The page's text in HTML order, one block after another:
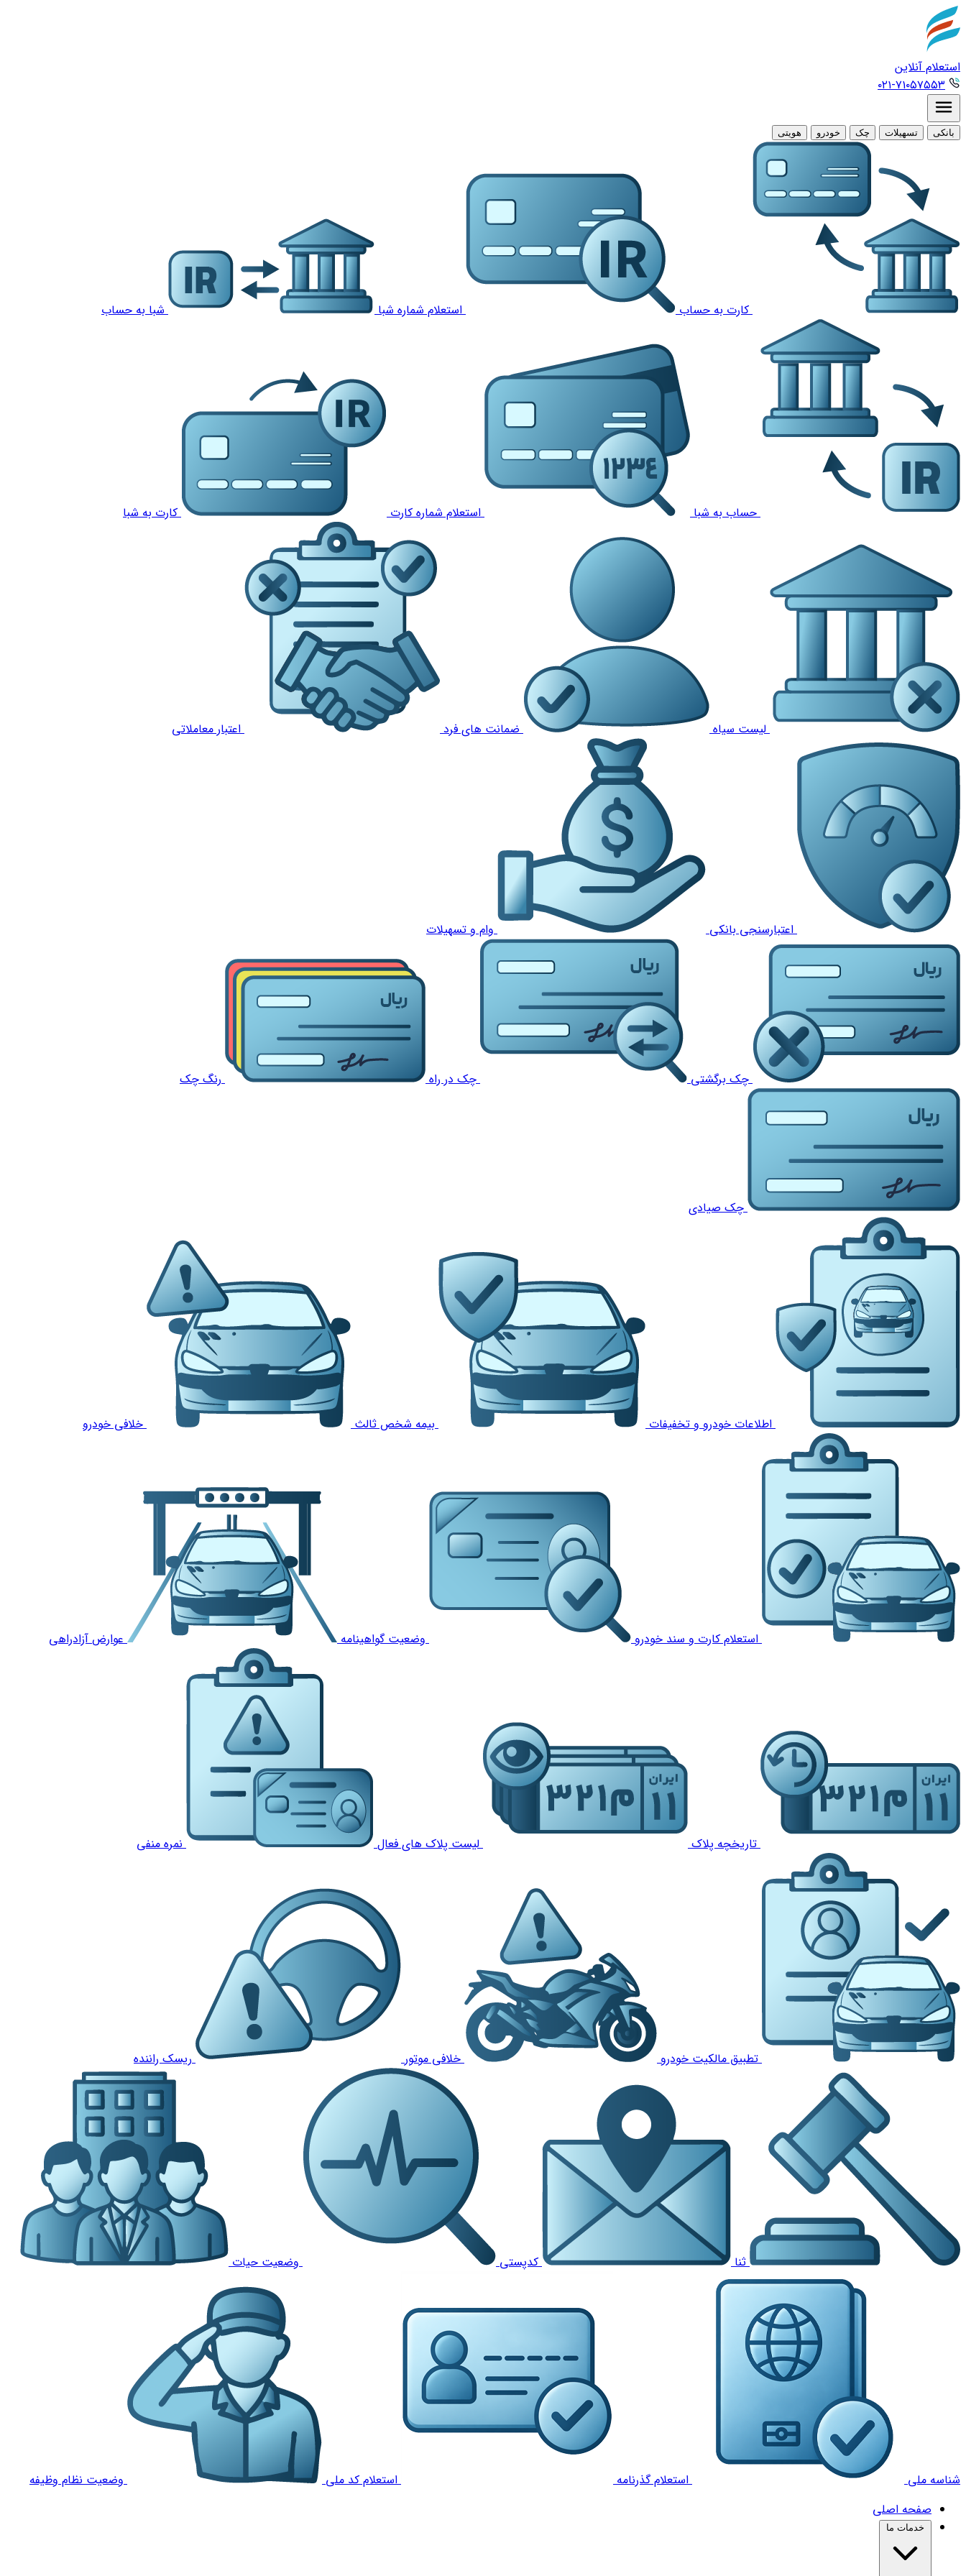
استعلام آنلاین
۰۲۱-۷۱۰۵۷۵۵۳
بانکی تسهیلات چک خودرو هویتی
کارت به حساب استعلام شماره شبا شبا به حساب
حساب به شبا استعلام شماره کارت کارت به شبا
لیست سیاه ضمانت های فرد اعتبار معاملاتی
اعتبارسنجی بانکی وام و تسهیلات
چک برگشتی چک در راه رنگ چک
چک صیادی
اطلاعات خودرو و تخفیفات بیمه شخص ثالث خلافی خودرو
استعلام کارت و سند خودرو وضعیت گواهینامه عوارض آزادراهی
تاریخچه پلاک لیست پلاک های فعال نمره منفی
تطبیق مالکیت خودرو خلافی موتور ریسک راننده
ثنا کدپستی وضعیت حیات
شناسه ملی استعلام گذرنامه استعلام کد ملی
وضعیت نظام وظیفه
صفحه اصلی
خدمات ما